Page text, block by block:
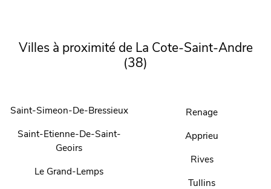
Villes à proximité de La Cote-Saint-Andre
(38)
Saint-Simeon-De-Bressieux
Saint-Etienne-De-Saint-
Geoirs
Le Grand-Lemps
Renage
Apprieu
Rives
Tullins